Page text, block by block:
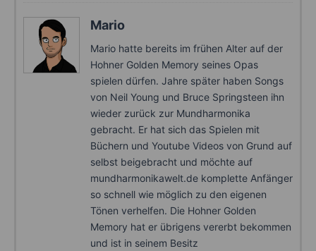
Mario
Mario hatte bereits im frühen Alter auf der
Hohner Golden Memory seines Opas
spielen dürfen. Jahre später haben Songs
von Neil Young und Bruce Springsteen ihn
wieder zurück zur Mundharmonika
gebracht. Er hat sich das Spielen mit
Büchern und Youtube Videos von Grund auf
selbst beigebracht und möchte auf
mundharmonikawelt.de komplette Anfänger
so schnell wie möglich zu den eigenen
Tönen verhelfen. Die Hohner Golden
Memory hat er übrigens vererbt bekommen
und ist in seinem Besitz